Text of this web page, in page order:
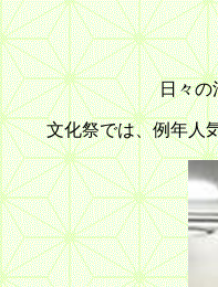
日々の
文化祭では、例年人